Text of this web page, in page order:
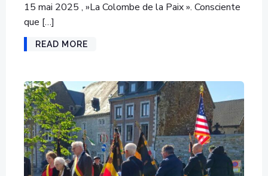
15 mai 2025 , »La Colombe de la Paix ». Consciente
que […]
READ MORE